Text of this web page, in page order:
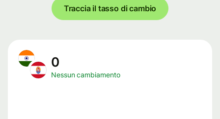
Traccia il tasso di cambio
0
Nessun cambiamento